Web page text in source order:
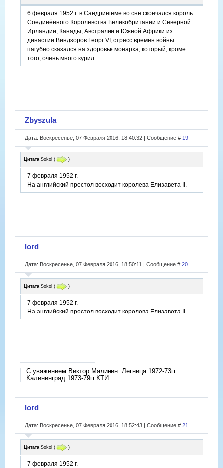
6 февраля 1952 г. в Сандрингеме во сне скончался король
Соединённого Королевства Великобритании и Северной
Ирландии, Канады, Австралии и Южной Африки из
династии Виндзоров Георг VI, стресс времён войны
пагубно сказался на здоровье монарха, который, кроме
того, очень много курил.
Zbyszula
Дата: Воскресенье, 07 Февраля 2016, 18:40:32 | Сообщение # 19
Цитата Sokol ( )
7 февраля 1952 г.
На английский престол восходит королева Елизавета II.
lord_
Дата: Воскресенье, 07 Февраля 2016, 18:50:11 | Сообщение # 20
Цитата Sokol ( )
7 февраля 1952 г.
На английский престол восходит королева Елизавета II.
С уважением.Виктор Малинин. Легница 1972-73гг.
Калининград 1973-79гг.КТИ.
lord_
Дата: Воскресенье, 07 Февраля 2016, 18:52:43 | Сообщение # 21
Цитата Sokol ( )
7 февраля 1952 г.